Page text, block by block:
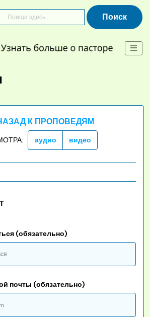
К ПРОПОВЕДЯМ
аудио видео
(обязательно)
почты (обязательно)